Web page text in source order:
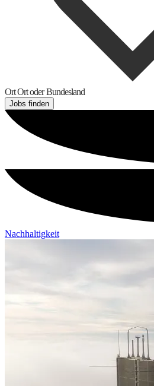
OrtOrt oder Bundesland
Jobs finden
Nachhaltigkeit